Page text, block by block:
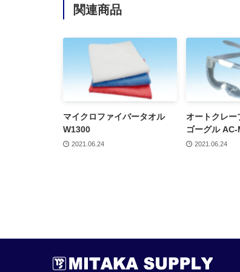
関連商品
マイクロファイバータオル
W1300
2021.06.24
オートクレー
ゴーグル AC-
2021.06.24